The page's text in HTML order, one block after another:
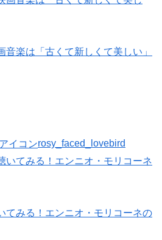
楽は「古くて新しくて美しい」
rosy_faced_lovebird
てみる！エンニオ・モリコーネの